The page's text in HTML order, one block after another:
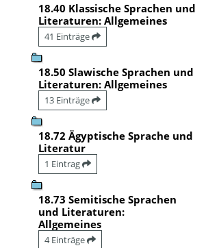
18.40 Klassische Sprachen und
Literaturen: Allgemeines
41 Einträge
18.50 Slawische Sprachen und
Literaturen: Allgemeines
13 Einträge
18.72 Ägyptische Sprache und
Literatur
1 Eintrag
18.73 Semitische Sprachen
und Literaturen:
Allgemeines
4 Einträge